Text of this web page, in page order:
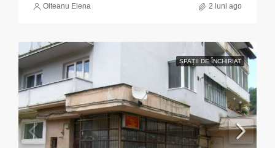
Olteanu Elena 2 luni ago
SPAȚII DE ÎNCHIRIAT